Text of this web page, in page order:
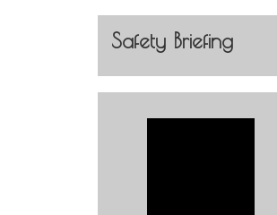
Safety Briefing